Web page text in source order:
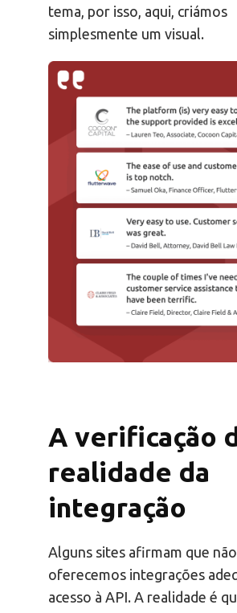
tema, por isso, aqui, criámos
simplesmente um visual.
A verificação
realidade da
integração
Alguns sites afirmam que não
oferecemos integrações
acesso à API. A realidade é